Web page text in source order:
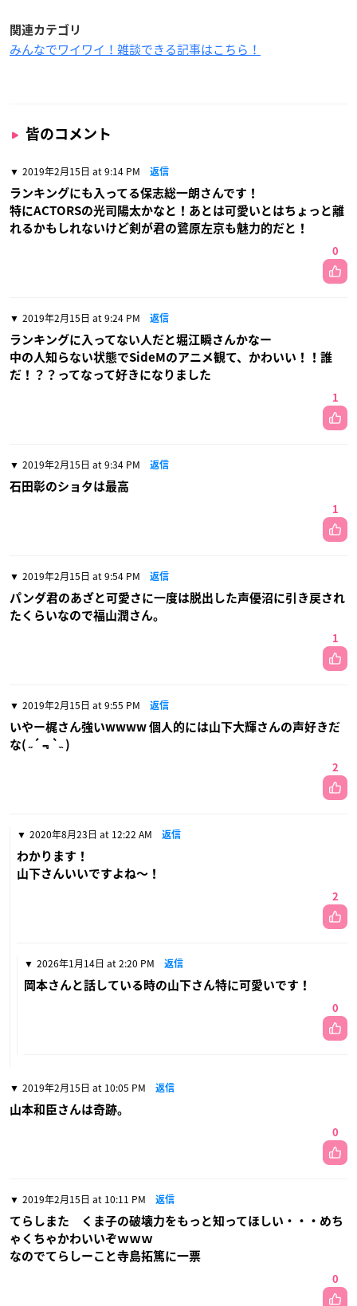
関連カテゴリ
みんなでワイワイ！雑談できる記事はこちら！
皆のコメント
2019年2月15日 at 9:14 PM 返信
ランキングにも入ってる保志総一朗さんです！
特にACTORSの光司陽太かなと！あとは可愛いとはちょっと離
れるかもしれないけど剣が君の鷺原左京も魅力的だと！
0
2019年2月15日 at 9:24 PM 返信
ランキングに入ってない人だと堀江瞬さんかなー
中の人知らない状態でSideMのアニメ観て、かわいい！！誰
だ！？？ってなって好きになりました
1
2019年2月15日 at 9:34 PM 返信
石田彰のショタは最高
1
2019年2月15日 at 9:54 PM 返信
パンダ君のあざと可愛さに一度は脱出した声優沼に引き戻され
たくらいなので福山潤さん。
1
2019年2月15日 at 9:55 PM 返信
いやー梶さん強いwwww 個人的には山下大輝さんの声好きだ
な( ˶ ´﹃`˵ )
2
2020年8月23日 at 12:22 AM 返信
わかります！
山下さんいいですよね〜！
2
2026年1月14日 at 2:20 PM 返信
岡本さんと話している時の山下さん特に可愛いです！
0
2019年2月15日 at 10:05 PM 返信
山本和臣さんは奇跡。
0
2019年2月15日 at 10:11 PM 返信
てらしまた くま子の破壊力をもっと知ってほしい・・・めち
ゃくちゃかわいいぞｗｗｗ
なのでてらしーこと寺島拓篤に一票
0